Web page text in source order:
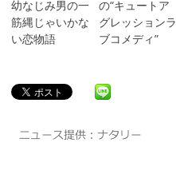
幼なじみ男の一
筋縄じゃいかな
い恋物語
の“キュートア
グレッションラ
ブコメディ”